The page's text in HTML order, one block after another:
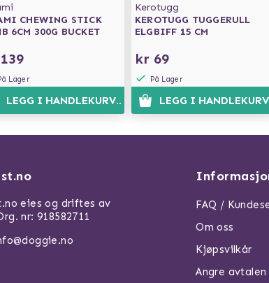
CHEWING STICK
6CM 300G BUCKET
Lager
LEGG I HANDLEKURVEN
Kerotugg
KEROTUGG TUGGERULL
ELGBIFF 15 CM
kr 69
På Lager
LEGG I
eies og driftes av
nr: 918582711
FAQ /
Om oss
Kjøpsvilkår
Angre avtalen